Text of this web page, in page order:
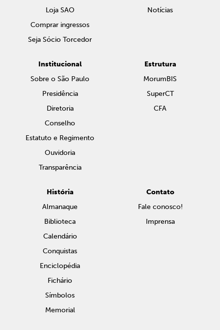
Loja SAO
Comprar ingressos
Seja Sócio Torcedor
Notícias
Institucional
Sobre o São Paulo
Presidência
Diretoria
Conselho
Estatuto e Regimento
Ouvidoria
Transparência
Estrutura
MorumBIS
SuperCT
CFA
História
Almanaque
Biblioteca
Calendário
Conquistas
Enciclopédia
Fichário
Símbolos
Memorial
Contato
Fale conosco!
Imprensa